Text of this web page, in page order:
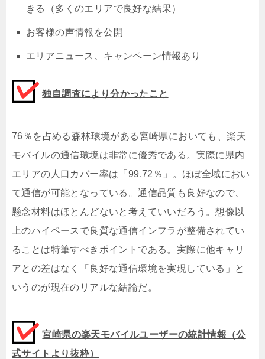
きる（多くのエリアで良好な結果）
お客様の声情報を公開
エリアニュース、キャンペーン情報あり
独自調査により分かったこと
76％を占める森林環境がある宮崎県においても、楽天
モバイルの通信環境は非常に優秀である。実際に県内
エリアの人口カバー率は「99.72％」。ほぼ全域におい
て通信が可能となっている。通信品質も良好なので、
懸念材料はほとんどないと考えていいだろう。想像以
上のハイペースで良質な通信インフラが整備されてい
ることは特筆すべきポイントである。実際に他キャリ
アとの差はなく「良好な通信環境を実現している」と
いうのが現在のリアルな結論だ。
宮崎県の楽天モバイルユーザーの統計情報（公
式サイトより抜粋）